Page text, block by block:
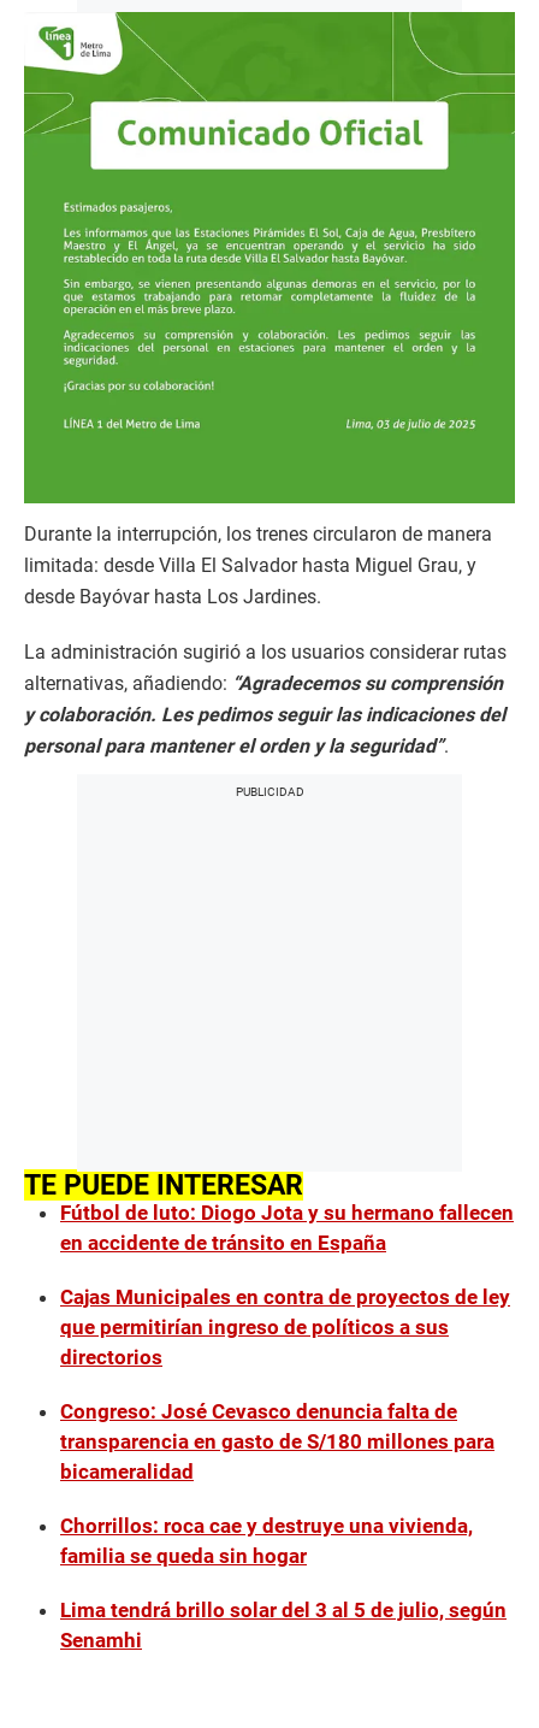
Durante la interrupción, los trenes circularon de manera
limitada: desde Villa El Salvador hasta Miguel Grau, y
desde Bayóvar hasta Los Jardines.
La administración sugirió a los usuarios considerar rutas
alternativas, añadiendo: “Agradecemos su comprensión
y colaboración. Les pedimos seguir las indicaciones del
personal para mantener el orden y la seguridad”.
TE PUEDE INTERESAR
Fútbol de luto: Diogo Jota y su hermano fallecen
en accidente de tránsito en España
Cajas Municipales en contra de proyectos de ley
que permitirían ingreso de políticos a sus
directorios
Congreso: José Cevasco denuncia falta de
transparencia en gasto de S/180 millones para
bicameralidad
Chorrillos: roca cae y destruye una vivienda,
familia se queda sin hogar
Lima tendrá brillo solar del 3 al 5 de julio, según
Senamhi